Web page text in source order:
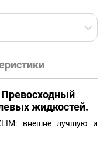
Превосходный
жидкостей.
внешне лучшую и